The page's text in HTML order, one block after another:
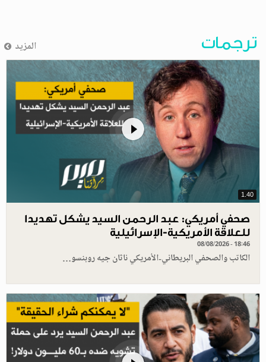
ترجمات المزيد
1.40
صحفي أمريكي: عبد الرحمن السيد يشكل تهديدا
للعلاقة الأمريكية-الإسرائيلية
08/08/2026 - 18:46
الكاتب والصحفي البريطاني-الأمريكي ناثان جيه روبنسو…